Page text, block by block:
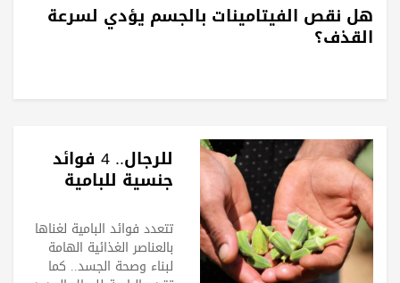
هل نقص الفيتامينات بالجسم يؤدي لسرعة
القذف؟
للرجال.. 4 فوائد
جنسية للبامية
تتعدد فوائد البامية لغناها
بالعناصر الغذائية الهامة
لبناء وصحة الجسد.. كما